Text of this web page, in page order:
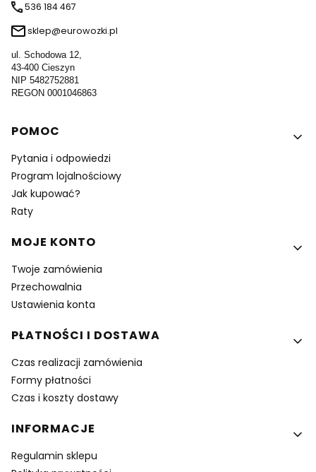
536 184 467
sklep@eurowozki.pl
ul. Schodowa 12,
43-400 Cieszyn
NIP 5482752881
REGON 0001046863
Linki w stopce
POMOC
Pytania i odpowiedzi
Program lojalnościowy
Jak kupować?
Raty
MOJE KONTO
Twoje zamówienia
Przechowalnia
Ustawienia konta
PŁATNOŚCI I DOSTAWA
Czas realizacji zamówienia
Formy płatności
Czas i koszty dostawy
INFORMACJE
Regulamin sklepu